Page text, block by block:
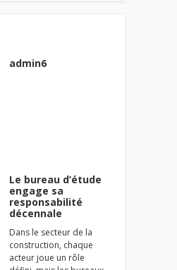
admin6
Le bureau d’étude
engage sa
responsabilité
décennale
Dans le secteur de la
construction, chaque
acteur joue un rôle